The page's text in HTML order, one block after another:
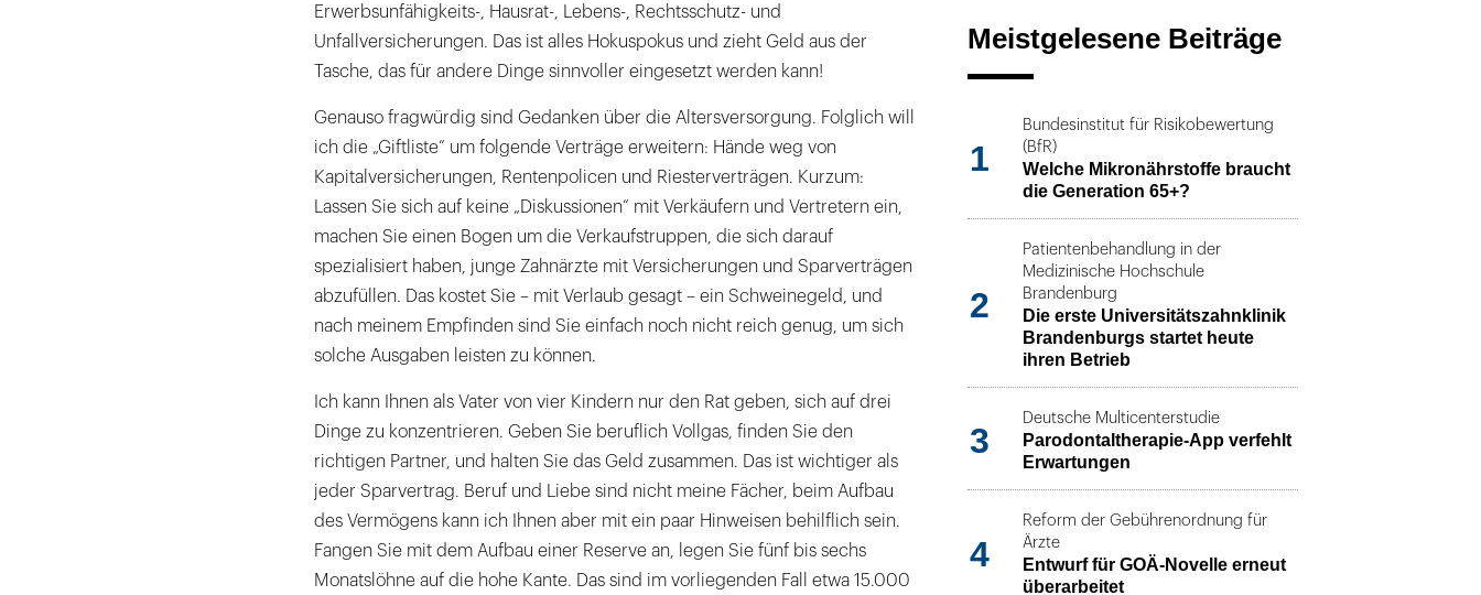
Erwerbsunfähigkeits-, Hausrat-, Lebens-, Rechtsschutz- und
Unfallversicherungen. Das ist alles Hokuspokus und zieht Geld aus der
Tasche, das für andere Dinge sinnvoller eingesetzt werden kann!
Genauso fragwürdig sind Gedanken über die Altersversorgung. Folglich will
ich die „Giftliste“ um folgende Verträge erweitern: Hände weg von
Kapitalversicherungen, Rentenpolicen und Riesterverträgen. Kurzum:
Lassen Sie sich auf keine „Diskussionen“ mit Verkäufern und Vertretern ein,
machen Sie einen Bogen um die Verkaufstruppen, die sich darauf
spezialisiert haben, junge Zahnärzte mit Versicherungen und Sparverträgen
abzufüllen. Das kostet Sie – mit Verlaub gesagt – ein Schweinegeld, und
nach meinem Empfinden sind Sie einfach noch nicht reich genug, um sich
solche Ausgaben leisten zu können.
Ich kann Ihnen als Vater von vier Kindern nur den Rat geben, sich auf drei
Dinge zu konzentrieren. Geben Sie beruflich Vollgas, finden Sie den
richtigen Partner, und halten Sie das Geld zusammen. Das ist wichtiger als
jeder Sparvertrag. Beruf und Liebe sind nicht meine Fächer, beim Aufbau
des Vermögens kann ich Ihnen aber mit ein paar Hinweisen behilflich sein.
Fangen Sie mit dem Aufbau einer Reserve an, legen Sie fünf bis sechs
Monatslöhne auf die hohe Kante. Das sind im vorliegenden Fall etwa 15.000
Meistgelesene Beiträge
1
Bundesinstitut für Risikobewertung
(BfR)
Welche Mikronährstoffe braucht
die Generation 65+?
2
Patientenbehandlung in der
Medizinische Hochschule
Brandenburg
Die erste Universitätszahnklinik
Brandenburgs startet heute
ihren Betrieb
3
Deutsche Multicenterstudie
Parodontaltherapie-App verfehlt
Erwartungen
4
Reform der Gebührenordnung für
Ärzte
Entwurf für GOÄ-Novelle erneut
überarbeitet